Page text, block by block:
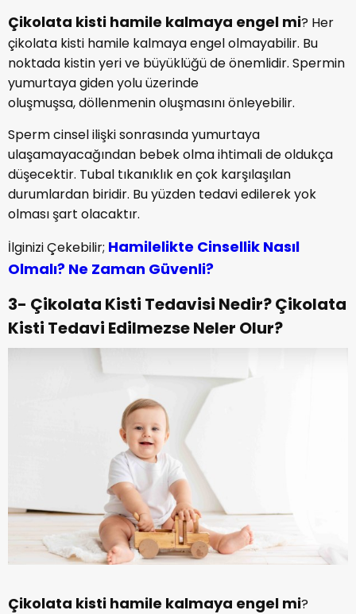
Çikolata kisti hamile kalmaya engel mi? Her
çikolata kisti hamile kalmaya engel olmayabilir. Bu
noktada kistin yeri ve büyüklüğü de önemlidir. Spermin
yumurtaya giden yolu üzerinde
oluşmuşsa, döllenmenin oluşmasını önleyebilir.
Sperm cinsel ilişki sonrasında yumurtaya
ulaşamayacağından bebek olma ihtimali de oldukça
düşecektir. Tubal tıkanıklık en çok karşılaşılan
durumlardan biridir. Bu yüzden tedavi edilerek yok
olması şart olacaktır.
İlginizi Çekebilir; Hamilelikte Cinsellik Nasıl
Olmalı? Ne Zaman Güvenli?
3- Çikolata Kisti Tedavisi Nedir? Çikolata
Kisti Tedavi Edilmezse Neler Olur?
Çikolata kisti hamile kalmaya engel mi?